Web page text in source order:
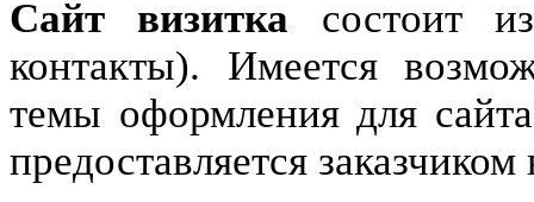
Сайт визитка состоит
контакты). Имеется
темы оформления для
предоставляется